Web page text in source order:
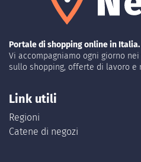
Portale di shopping online in Italia.
Vi accompagniamo ogni giorno
sullo shopping, offerte di lavoro e
Link utili
Regioni
Catene di negozi